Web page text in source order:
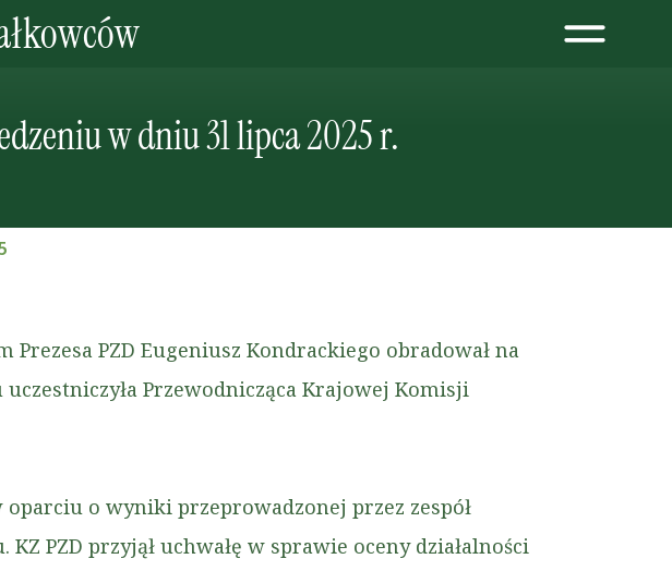
w dniu 31 lipca 2025 r.
PZD Eugeniusz Kondrackiego obradował na
Przewodnicząca Krajowej Komisji
o wyniki przeprowadzonej przez zespół
PZD przyjął uchwałę w sprawie oceny działalności